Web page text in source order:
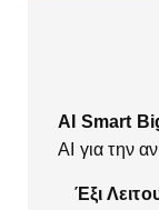
AI Smart
AI για την
Έξι